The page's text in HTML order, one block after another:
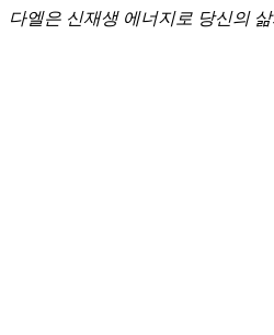
다엘은 신재생 에너지로 당신의